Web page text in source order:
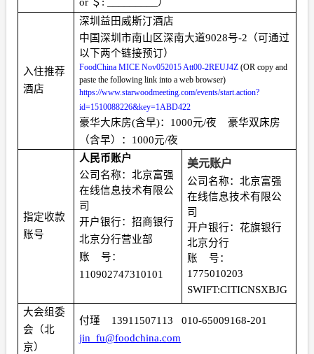
or ＄ : ）
入住推荐
酒店
深圳益田威斯汀酒店
中国深圳市南山区深南大道9028号-2 （可通过
以下两个链接预订）
FoodChina MICE Nov052015 Att00-2REUJ4Z (OR copy and
paste the following link into a web browser)
https://www.starwoodmeeting.com/events/start.action?
id=1510088226&key=1ABD422
豪华大床房(含早)： 1000元/夜
豪华双床房
（含早）： 1000元/夜
指定收款
账号
人民币账户
公司名称：北京富强
在线信息技术有限公
司
开户银行：招商银行
北京分行营业部
账
号：
110902747310101
美元账户
公司名称：北京富强
在线信息技术有限公
司
开户银行：花旗银行
北京分行
账
号：
1775010203
SWIFT:CITICNSXBJG
大会组委
会（北
京）
付瑾 13911507113
010-65009168-201
jin_fu@foodchina.com